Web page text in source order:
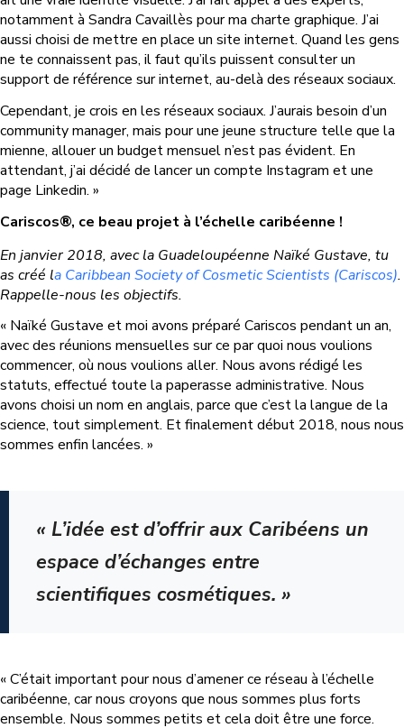
notamment à Sandra Cavaillès pour ma charte graphique. J’ai
aussi choisi de mettre en place un site internet. Quand les gens
ne te connaissent pas, il faut qu’ils puissent consulter un
support de référence sur internet, au-delà des réseaux sociaux.
Cependant, je crois en les réseaux sociaux. J’aurais besoin d’un
community manager, mais pour une jeune structure telle que la
mienne, allouer un budget mensuel n’est pas évident. En
attendant, j’ai décidé de lancer un compte Instagram et une
page Linkedin. »
Cariscos®, ce beau projet à l’échelle caribéenne !
En janvier 2018, avec la Guadeloupéenne Naïké Gustave, tu
as créé la Caribbean Society of Cosmetic Scientists (Cariscos).
Rappelle-nous les objectifs.
« Naïké Gustave et moi avons préparé Cariscos pendant un an,
avec des réunions mensuelles sur ce par quoi nous voulions
commencer, où nous voulions aller. Nous avons rédigé les
statuts, effectué toute la paperasse administrative. Nous
avons choisi un nom en anglais, parce que c’est la langue de la
science, tout simplement. Et finalement début 2018, nous nous
sommes enfin lancées. »
« L’idée est d’offrir aux Caribéens un
espace d’échanges entre
scientifiques cosmétiques. »
« C’était important pour nous d’amener ce réseau à l’échelle
caribéenne, car nous croyons que nous sommes plus forts
ensemble. Nous sommes petits et cela doit être une force.